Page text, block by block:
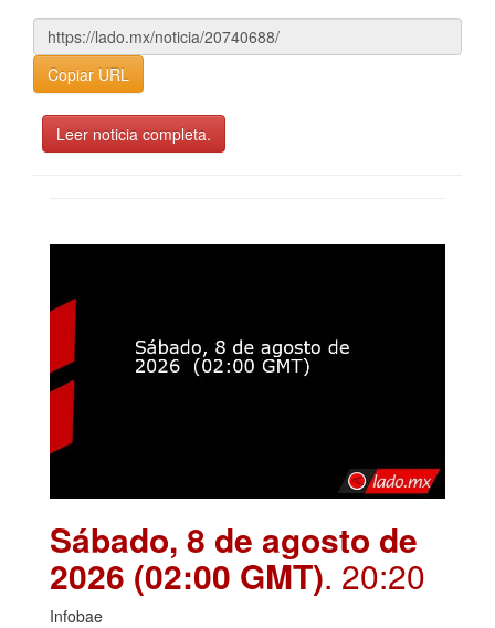
Copiar URL
Leer noticia completa.
Sábado, 8 de agosto de
2026 (02:00 GMT). 20:20
Infobae